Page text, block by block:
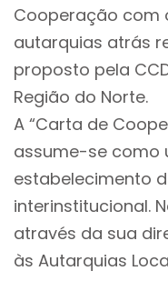
Cooperação com
autarquias atrás
proposto pela
Região do Norte.
A “Carta de
assume-se como
estabelecimento
interinstitucional.
através da sua
às Autarquias